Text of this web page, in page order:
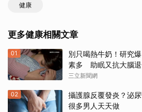
健康
更多健康相關文章
01
別只喝熱牛奶！研究
素多 助眠又抗大腦
三立新聞網
02
攝護腺反覆發炎？泌
很多男人天天做